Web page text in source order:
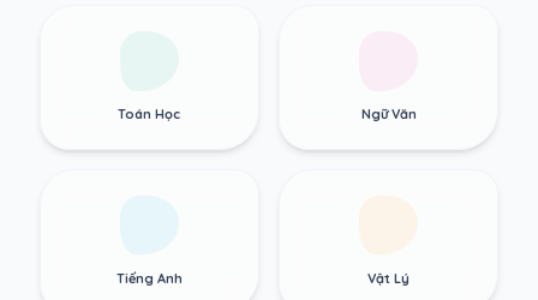
Toán Học Ngữ Văn
Tiếng Anh Vật Lý